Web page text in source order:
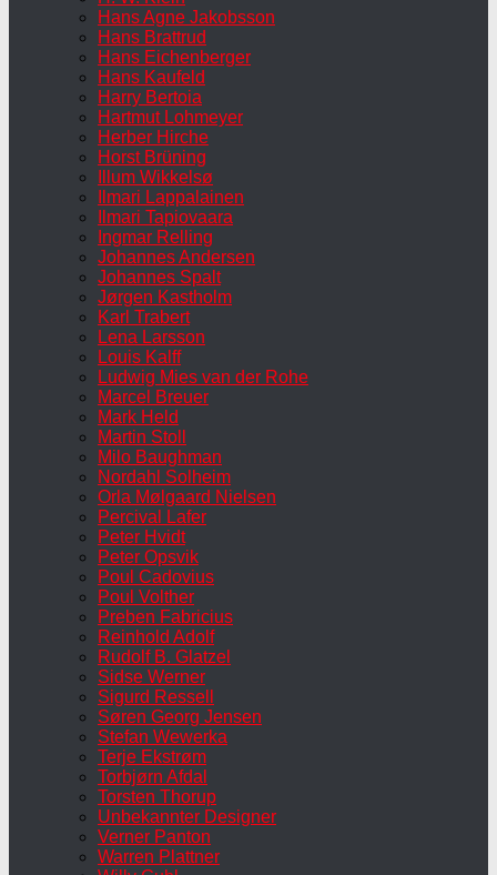
Hans Agne Jakobsson
Hans Brattrud
Hans Eichenberger
Hans Kaufeld
Harry Bertoia
Hartmut Lohmeyer
Herber Hirche
Horst Brüning
Illum Wikkelsø
Ilmari Lappalainen
Ilmari Tapiovaara
Ingmar Relling
Johannes Andersen
Johannes Spalt
Jørgen Kastholm
Karl Trabert
Lena Larsson
Louis Kalff
Ludwig Mies van der Rohe
Marcel Breuer
Mark Held
Martin Stoll
Milo Baughman
Nordahl Solheim
Orla Mølgaard Nielsen
Percival Lafer
Peter Hvidt
Peter Opsvik
Poul Cadovius
Poul Volther
Preben Fabricius
Reinhold Adolf
Rudolf B. Glatzel
Sidse Werner
Sigurd Ressell
Søren Georg Jensen
Stefan Wewerka
Terje Ekstrøm
Torbjørn Afdal
Torsten Thorup
Unbekannter Designer
Verner Panton
Warren Plattner